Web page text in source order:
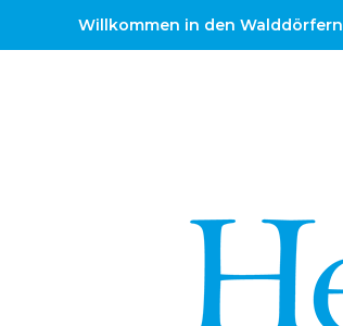
Willkommen in den